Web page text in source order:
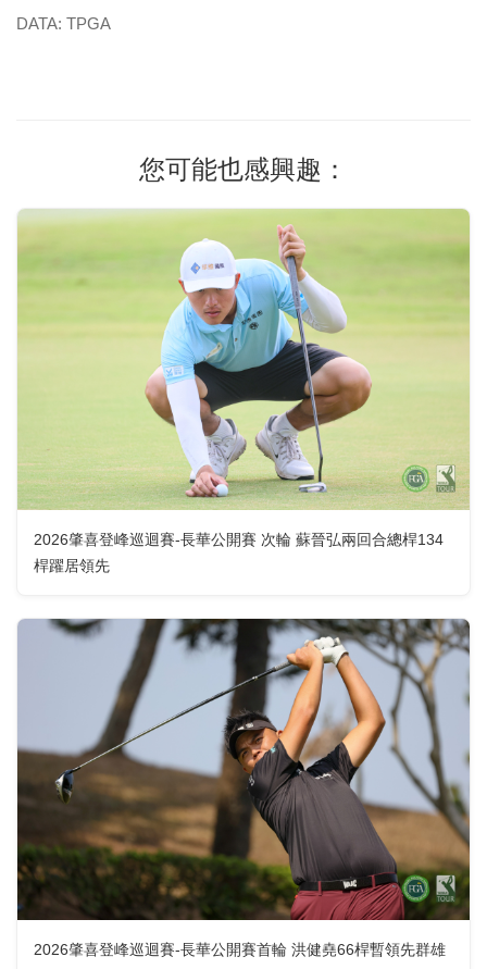
DATA: TPGA
您可能也感興趣：
2026肇喜登峰巡迴賽-長華公開賽 次輪 蘇晉弘兩回合總桿134
桿躍居領先
2026肇喜登峰巡迴賽-長華公開賽首輪 洪健堯66桿暫領先群雄